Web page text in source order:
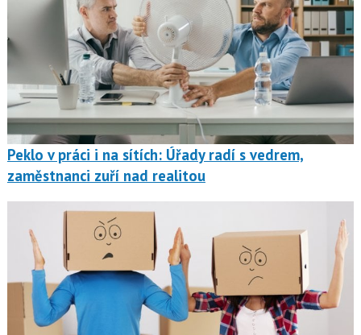
Peklo v práci i na sítích: Úřady radí s vedrem,
zaměstnanci zuří nad realitou